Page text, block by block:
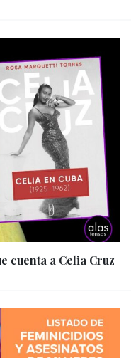
cuenta a Celia Cruz